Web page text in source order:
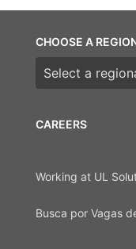
CAREERS
Working at UL
Busca por Vagas
CHOOSE A
Choose a region